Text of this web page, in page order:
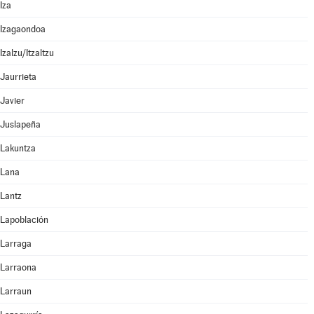
Iza
Izagaondoa
Izalzu/Itzaltzu
Jaurrieta
Javier
Juslapeña
Lakuntza
Lana
Lantz
Lapoblación
Larraga
Larraona
Larraun